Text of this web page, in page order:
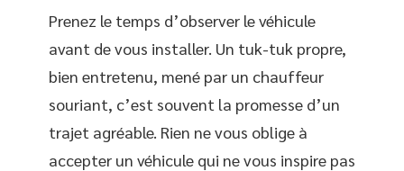
Prenez le temps d’observer le véhicule
avant de vous installer. Un tuk-tuk propre,
bien entretenu, mené par un chauffeur
souriant, c’est souvent la promesse d’un
trajet agréable. Rien ne vous oblige à
accepter un véhicule qui ne vous inspire pas